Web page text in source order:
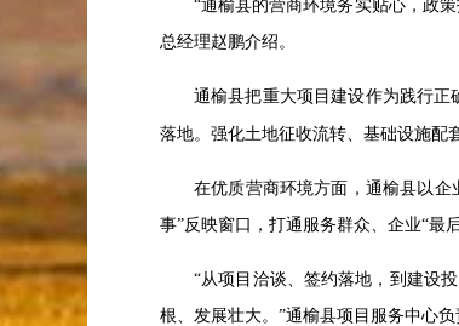
“通榆县的营商环境务实贴心，政
总经理赵鹏介绍。
通榆县把重大项目建设作为践行正
落地。强化土地征收流转、基础设施配
在优质营商环境方面，通榆县以
事”反映窗口，打通服务群众、企业“最后
“从项目洽谈、签约落地，到建设
根、发展壮大。”通榆县项目服务中心负